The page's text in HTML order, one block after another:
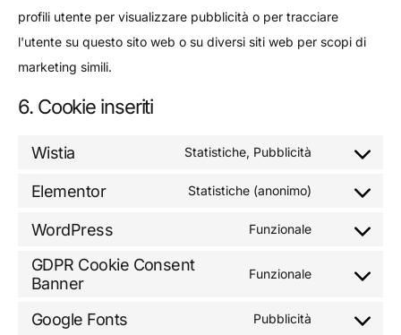
profili utente per visualizzare pubblicità o per tracciare
l'utente su questo sito web o su diversi siti web per scopi di
marketing simili.
6. Cookie inseriti
Wistia Statistiche, Pubblicità
Elementor Statistiche (anonimo)
WordPress Funzionale
GDPR Cookie Consent
Banner
Funzionale
Google Fonts Pubblicità